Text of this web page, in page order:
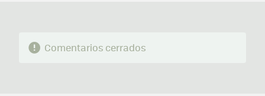
Comentarios cerrados